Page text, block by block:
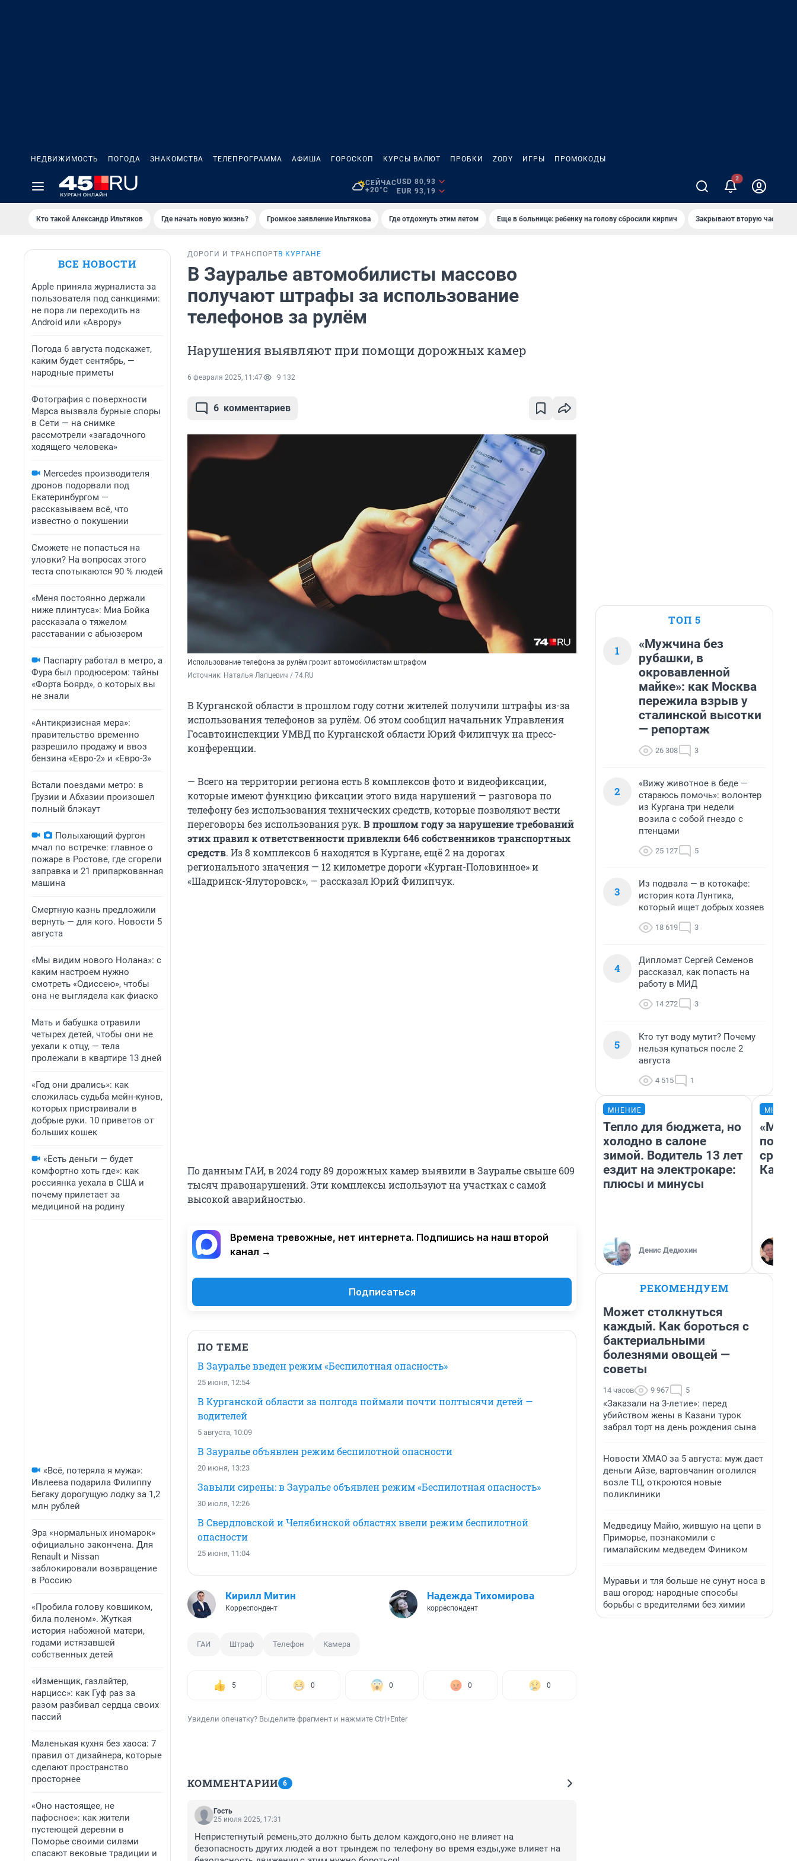
НЕДВИЖИМОСТЬ ПОГОДА ЗНАКОМСТВА ТЕЛЕПРОГРАММА АФИША ГОРОСКОП КУРСЫ ВАЛЮТ ПРОБКИ ZODY ИГРЫ ПРОМОКОДЫ
СЕЙЧАС
+20°C
USD 80,93
EUR 93,19
Кто такой Александр Ильтяков Где начать новую жизнь? Громкое заявление Ильтякова Где отдохнуть этим летом Еще в больнице: ребенку на голову сбросили кирпич Закрывают вторую часть
ВСЕ НОВОСТИ
Apple приняла журналиста за
пользователя под санкциями:
не пора ли переходить на
Android или «Аврору»
Погода 6 августа подскажет,
каким будет сентябрь, —
народные приметы
Фотография с поверхности
Марса вызвала бурные споры
в Сети — на снимке
рассмотрели «загадочного
ходящего человека»
Mercedes производителя
дронов подорвали под
Екатеринбургом —
рассказываем всё, что
известно о покушении
Сможете не попасться на
уловки? На вопросах этого
теста спотыкаются 90 % людей
«Меня постоянно держали
ниже плинтуса»: Миа Бойка
рассказала о тяжелом
расставании с абьюзером
Паспарту работал в метро, а
Фура был продюсером: тайны
«Форта Боярд», о которых вы
не знали
«Антикризисная мера»:
правительство временно
разрешило продажу и ввоз
бензина «Евро-2» и «Евро-3»
Встали поездами метро: в
Грузии и Абхазии произошел
полный блэкаут
Полыхающий фургон
мчал по встречке: главное о
пожаре в Ростове, где сгорели
заправка и 21 припаркованная
машина
Смертную казнь предложили
вернуть — для кого. Новости 5
августа
«Мы видим нового Нолана»: с
каким настроем нужно
смотреть «Одиссею», чтобы
она не выглядела как фиаско
Мать и бабушка отравили
четырех детей, чтобы они не
уехали к отцу, — тела
пролежали в квартире 13 дней
«Год они дрались»: как
сложилась судьба мейн-кунов,
которых пристраивали в
добрые руки. 10 приветов от
больших кошек
«Есть деньги — будет
комфортно хоть где»: как
россиянка уехала в США и
почему прилетает за
медициной на родину
«Всё, потеряла я мужа»:
Ивлеева подарила Филиппу
Бегаку дорогущую лодку за 1,2
млн рублей
Эра «нормальных иномарок»
официально закончена. Для
Renault и Nissan
заблокировали возвращение
в Россию
«Пробила голову ковшиком,
била поленом». Жуткая
история набожной матери,
годами истязавшей
собственных детей
«Изменщик, газлайтер,
нарцисс»: как Гуф раз за
разом разбивал сердца своих
пассий
Маленькая кухня без хаоса: 7
правил от дизайнера, которые
сделают пространство
просторнее
«Оно настоящее, не
пафосное»: как жители
пустеющей деревни в
Поморье своими силами
спасают вековые традиции и
ДОРОГИ И ТРАНСПОРТ В КУРГАНЕ
В Зауралье автомобилисты массово
получают штрафы за использование
телефонов за рулём
Нарушения выявляют при помощи дорожных камер
6 февраля 2025, 11:47 9 132
6 комментариев
Использование телефона за рулём грозит автомобилистам штрафом
Источник: Наталья Лапцевич / 74.RU
В Курганской области в прошлом году сотни жителей получили штрафы из-за
использования телефонов за рулём. Об этом сообщил начальник Управления
Госавтоинспекции УМВД по Курганской области Юрий Филипчук на пресс-
конференции.
— Всего на территории региона есть 8 комплексов фото и видеофиксации,
которые имеют функцию фиксации этого вида нарушений — разговора по
телефону без использования технических средств, которые позволяют вести
переговоры без использования рук. В прошлом году за нарушение требований
этих правил к ответственности привлекли 646 собственников транспортных
средств. Из 8 комплексов 6 находятся в Кургане, ещё 2 на дорогах
регионального значения — 12 километре дороги «Курган-Половинное» и
«Шадринск-Ялуторовск», — рассказал Юрий Филипчук.
По данным ГАИ, в 2024 году 89 дорожных камер выявили в Зауралье свыше 609
тысяч правонарушений. Эти комплексы используют на участках с самой
высокой аварийностью.
Времена тревожные, нет интернета. Подпишись на наш второй
канал →
Подписаться
ПО ТЕМЕ
В Зауралье введен режим «Беспилотная опасность»
25 июня, 12:54
В Курганской области за полгода поймали почти полтысячи детей —
водителей
5 августа, 10:09
В Зауралье объявлен режим беспилотной опасности
20 июня, 13:23
Завыли сирены: в Зауралье объявлен режим «Беспилотная опасность»
30 июля, 12:26
В Свердловской и Челябинской областях ввели режим беспилотной
опасности
25 июня, 11:04
Кирилл Митин
Корреспондент
Надежда Тихомирова
корреспондент
ГАИ Штраф Телефон Камера
5 0 0 0 0
Увидели опечатку? Выделите фрагмент и нажмите Ctrl+Enter
КОММЕНТАРИИ 6
Гость
25 июля 2025, 17:31
Непристегнутый ремень,это должно быть делом каждого,оно не влияет на
безопасность других людей а вот трындеж по телефону во время езды,уже влияет на
ТОП 5
1
«Мужчина без
рубашки, в
окровавленной
майке»: как Москва
пережила взрыв у
сталинской высотки
— репортаж
26 308 3
2
«Вижу животное в беде —
стараюсь помочь»: волонтер
из Кургана три недели
возила с собой гнездо с
птенцами
25 127 5
3
Из подвала — в котокафе:
история кота Лунтика,
который ищет добрых хозяев
18 619 3
4
Дипломат Сергей Семенов
рассказал, как попасть на
работу в МИД
14 272 3
5
Кто тут воду мутит? Почему
нельзя купаться после 2
августа
4 515 1
МНЕНИЕ
Тепло для бюджета, но
холодно в салоне
зимой. Водитель 13 лет
ездит на электрокаре:
плюсы и минусы
Денис Дедюхин
РЕКОМЕНДУЕМ
Может столкнуться
каждый. Как бороться с
бактериальными
болезнями овощей —
советы
14 часов 9 967 5
«Заказали на 3-летие»: перед
убийством жены в Казани турок
забрал торт на день рождения сына
Новости ХМАО за 5 августа: муж дает
деньги Айзе, вартовчанин оголился
возле ТЦ, откроются новые
поликлиники
Медведицу Майю, жившую на цепи в
Приморье, познакомили с
гималайским медведем Фиником
Муравьи и тля больше не сунут носа в
ваш огород: народные способы
борьбы с вредителями без химии